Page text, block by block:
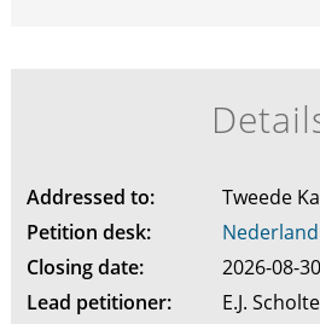
Addressed to:
Tweede
Petition desk:
Nederland
Closing date:
2026-08-30
Lead petitioner:
E.J.